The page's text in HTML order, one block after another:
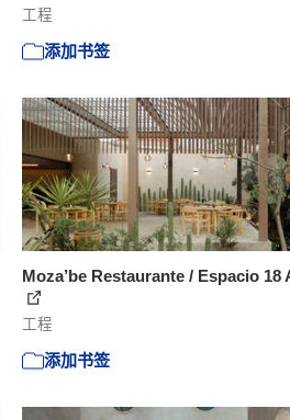
工程
添加书签
Moza’be Restaurante / Espacio
工程
添加书签